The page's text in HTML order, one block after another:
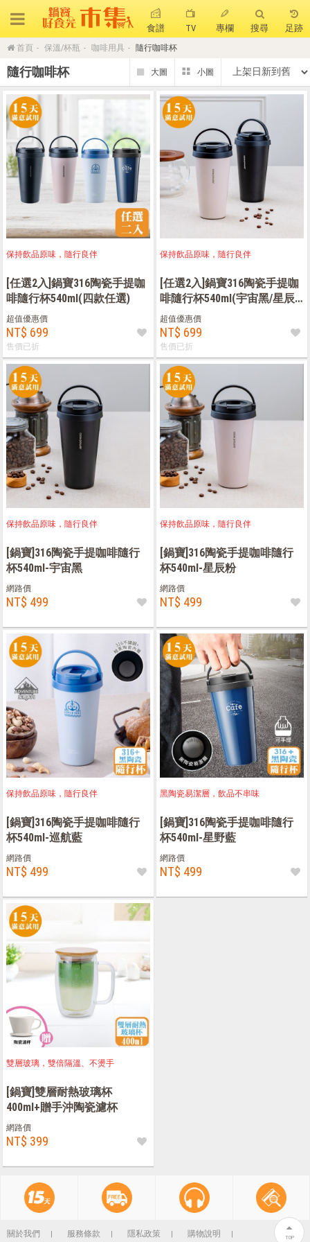
食譜 TV 專欄 搜尋 足跡
首頁 保溫/杯瓶 咖啡用具 隨行咖啡杯
隨行咖啡杯
保持飲品原味，隨行良伴
[任選2入]鍋寶316陶瓷手提咖
啡隨行杯540ml(四款任選)
超值優惠價
NT$ 699
售價已折
保持飲品原味，隨行良伴
[任選2入]鍋寶316陶瓷手提咖
啡隨行杯540ml(宇宙黑/星辰
粉)
超值優惠價
NT$ 699
售價已折
保持飲品原味，隨行良伴
[鍋寶]316陶瓷手提咖啡隨行
杯540ml-宇宙黑
網路價
NT$ 499
保持飲品原味，隨行良伴
[鍋寶]316陶瓷手提咖啡隨行
杯540ml-星辰粉
網路價
NT$ 499
保持飲品原味，隨行良伴
[鍋寶]316陶瓷手提咖啡隨行
杯540ml-巡航藍
網路價
NT$ 499
黑陶瓷易潔層，飲品不串味
[鍋寶]316陶瓷手提咖啡隨行
杯540ml-星野藍
網路價
NT$ 499
雙層玻璃，雙倍隔溫、不燙手
[鍋寶]雙層耐熱玻璃杯
400ml+贈手沖陶瓷濾杯
網路價
NT$ 399
關於我們 服務條款 隱私政策
購物說明
TOP
熱門搜尋
聚油不沾鍋 全球通吹風機 陶瓷不沾電鍋
珍珠粗吸管杯 可微波保鮮盒 大理石不沾鍋
分隔便當盒 金鑽不沾鍋 氣炸烤箱